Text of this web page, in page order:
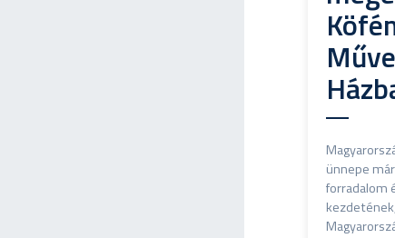
ünnepe
forradalom